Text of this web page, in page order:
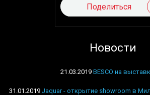
Поделиться
Новости
21.03.2019 BESCO на
31.01.2019 Jaquar - открытие showroom в